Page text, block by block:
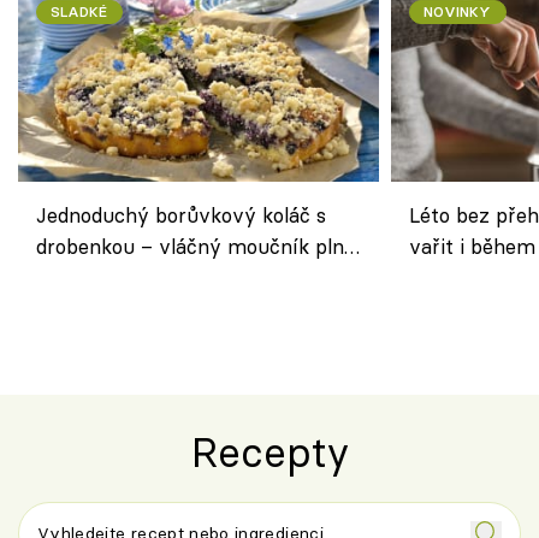
SLADKÉ
Jednoduchý borůvkový koláč s
drobenkou – vláčný moučník plný
NOVINKY
Léto bez
vařit i
Recepty